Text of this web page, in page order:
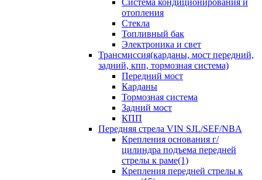
Система кондиционирования и
отопления
Стекла
Топливный бак
Электроника и свет
Трансмиссия(карданы, мост передний,
задний, кпп, тормозная система)
Передний мост
Карданы
Тормозная система
Задний мост
КПП
Передняя стрела VIN SJL/SEF/NBA
Крепления основания г/
цилиндра подъема передней
стрелы к раме(1)
Крепления передней стрелы к